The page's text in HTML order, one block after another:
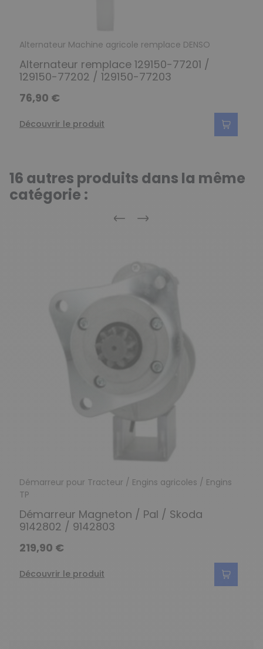
Alternateur Machine agricole remplace DENSO
Alternateur remplace 129150-77201 /
129150-77202 / 129150-77203
76,90 €
Découvrir le produit
16 autres produits dans la même
catégorie :
Précédent
Suivant
Démarreur pour Tracteur / Engins agricoles / Engins
TP
Démarreur Magneton / Pal / Skoda
9142802 / 9142803
219,90 €
Découvrir le produit